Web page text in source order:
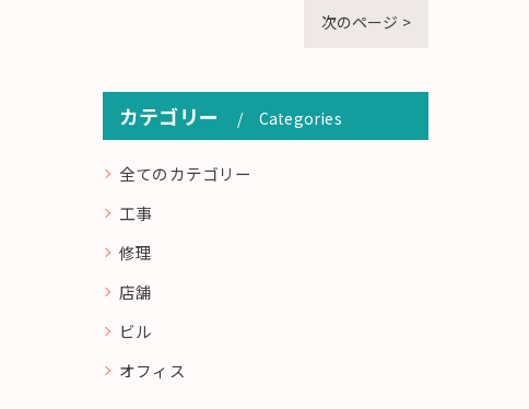
次のページ >
カテゴリー Categories
全てのカテゴリー
工事
修理
店舗
ビル
オフィス